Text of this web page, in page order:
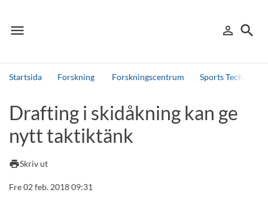
menu
Meny person_outline
Logga in
search
Sök
Startsida Forskning Forskningscentrum Sports Tech
Andra söktjänster
Detta är vår testmiljö - endast testdata
Drafting i skidåkning kan ge
nytt taktiktänk
printSkriv ut
Fre 02 feb. 2018 09:31